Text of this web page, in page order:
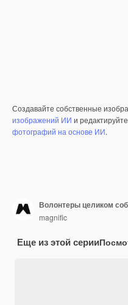
Создавайте собственные
изображений ИИ и
фотографий на основе ИИ.
Волонтеры целиком
magnific
Еще из этой серии